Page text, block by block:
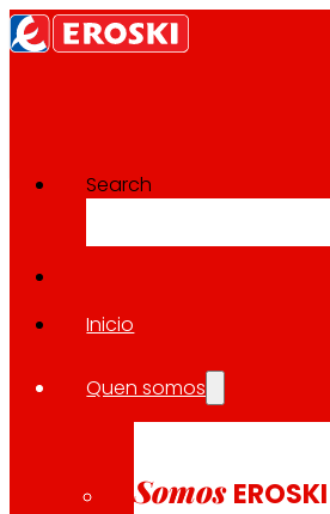
Search
Inicio
Quen somos
Somos EROSKI
Síguenos